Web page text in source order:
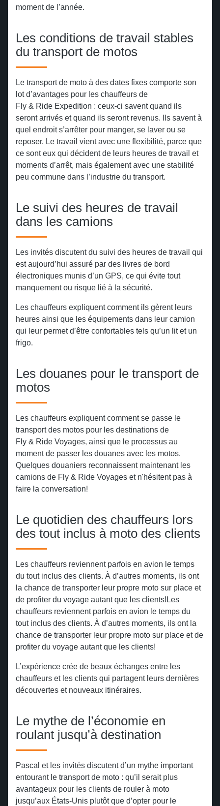
moment de l’année.
Les conditions de travail stables
du transport de motos
Le transport de moto à des dates fixes comporte son
lot d’avantages pour les chauffeurs de
Fly & Ride Expedition : ceux-ci savent quand ils
seront arrivés et quand ils seront revenus. Ils savent à
quel endroit s’arrêter pour manger, se laver ou se
reposer. Le travail vient avec une flexibilité, parce que
ce sont eux qui décident de leurs heures de travail et
moments d’arrêt, mais également avec une stabilité
peu commune dans l’industrie du transport.
Le suivi des heures de travail
dans les camions
Les invités discutent du suivi des heures de travail qui
est aujourd’hui assuré par des livres de bord
électroniques munis d’un GPS, ce qui évite tout
manquement ou risque lié à la sécurité.
Les chauffeurs expliquent comment ils gèrent leurs
heures ainsi que les équipements dans leur camion
qui leur permet d’être confortables tels qu’un lit et un
frigo.
Les douanes pour le transport de
motos
Les chauffeurs expliquent comment se passe le
transport des motos pour les destinations de
Fly & Ride Voyages, ainsi que le processus au
moment de passer les douanes avec les motos.
Quelques douaniers reconnaissent maintenant les
camions de Fly & Ride Voyages et n'hésitent pas à
faire la conversation!
Le quotidien des chauffeurs lors
des tout inclus à moto des clients
Les chauffeurs reviennent parfois en avion le temps
du tout inclus des clients. À d’autres moments, ils ont
la chance de transporter leur propre moto sur place et
de profiter du voyage autant que les clients!Les
chauffeurs reviennent parfois en avion le temps du
tout inclus des clients. À d’autres moments, ils ont la
chance de transporter leur propre moto sur place et de
profiter du voyage autant que les clients!
L’expérience crée de beaux échanges entre les
chauffeurs et les clients qui partagent leurs dernières
découvertes et nouveaux itinéraires.
Le mythe de l’économie en
roulant jusqu’à destination
Pascal et les invités discutent d’un mythe important
entourant le transport de moto : qu’il serait plus
avantageux pour les clients de rouler à moto
jusqu’aux États-Unis plutôt que d’opter pour le